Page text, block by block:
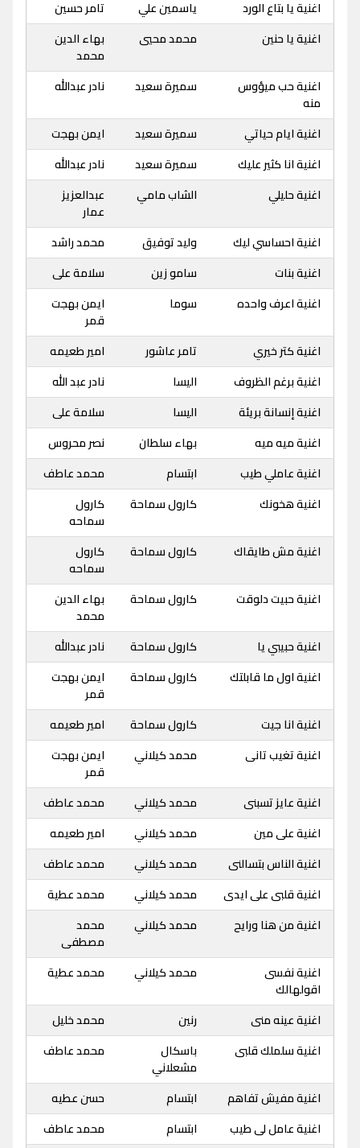
اغنية يا بتاع الورد ياسمين علي
تامر حسين
اغنية يا حنين
محمد محيي
بهاء الدين
محمد
اغنية حب ميؤوس
منه
سميرة سعيد نادر عبدالله
اغنية ايام حياتي سميرة سعيد
ايمن بهجت
اغنية انا كثير عليك
سميرة سعيد
نادر عبدالله
اغنية حليلي
الشاب مامي
عبدالعزيز
عمار
اغنية احساسي ليك
وليد توفيق
محمد راشد
اغنية بنات
سامو زين
سلامة على
اغنية اعرف واحده
سوما
ايمن بهجت
قمر
اغنية كتر خيري
تامر عاشور
امير طعيمه
اغنية برغم الظروف
اليسا
نادر عبد الله
اغنية إنسانة بريئة
اليسا
سلامة على
اغنية ميه ميه
بهاء سلطان
نصر محروس
اغنية عاملي طيب
ابتسام
محمد عاطف
اغنية هخونك
كارول سماحة
كارول
سماحه
اغنية مش طايقاك
كارول سماحة
كارول
سماحه
اغنية حبيت دلوقت
كارول سماحة
بهاء الدين
محمد
اغنية حبيبي يا
كارول سماحة
نادر عبدالله
اغنية اول ما قابلتك
كارول سماحة
ايمن بهجت
قمر
اغنية انا جيت
كارول سماحة
امير طعيمه
اغنية تغيب تانى
محمد كيلاني
ايمن بهجت
قمر
اغنية عايز تسبنى
محمد كيلاني
محمد عاطف
اغنية على مين
محمد كيلاني
امير طعيمه
اغنية الناس بتسالنى
محمد كيلاني
محمد عاطف
اغنية قلبى على ايدى
محمد كيلاني
محمد عطية
اغنية من هنا ورايح
محمد كيلاني
محمد
مصطفى
اغنية نفسى
اقولهالك
محمد كيلاني محمد عطية
اغنية عينه منى رنين
محمد خليل
اغنية سلملك قلبى
باسكال
مشعلاني
محمد عاطف
اغنية مفيش تفاهم ابتسام
حسن عطيه
اغنية عامل لى طيب
ابتسام
محمد عاطف